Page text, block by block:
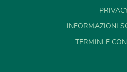
INFORMAZIONI
TERMINI E